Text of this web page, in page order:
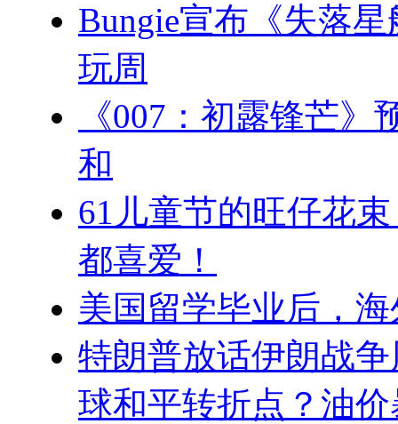
Bungie宣布《失落
玩周
《007：初露锋芒
和
61儿童节的旺仔花
都喜爱！
美国留学毕业后，
特朗普放话伊朗战
球和平转折点？油